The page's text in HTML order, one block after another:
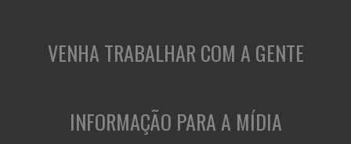
VENHA TRABALHAR COM A GENTE
INFORMAÇÃO PARA A MÍDIA